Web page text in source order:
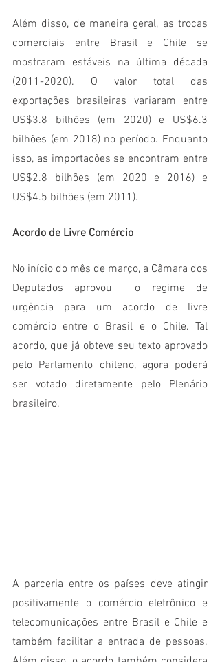
Além disso, de maneira geral, as trocas
comerciais entre Brasil e Chile se
mostraram estáveis na última década
(2011-2020). O valor total das
exportações brasileiras variaram entre
US$3.8 bilhões (em 2020) e US$6.3
bilhões (em 2018) no período. Enquanto
isso, as importações se encontram entre
US$2.8 bilhões (em 2020 e 2016) e
US$4.5 bilhões (em 2011).
Acordo de Livre Comércio
No início do mês de março, a Câmara dos
Deputados aprovou  o regime de
urgência para um acordo de livre
comércio entre o Brasil e o Chile. Tal
acordo, que já obteve seu texto aprovado
pelo Parlamento chileno, agora poderá
ser votado diretamente pelo Plenário
brasileiro.
A parceria entre os países deve atingir
positivamente o comércio eletrônico e
telecomunicações entre Brasil e Chile e
também facilitar a entrada de pessoas.